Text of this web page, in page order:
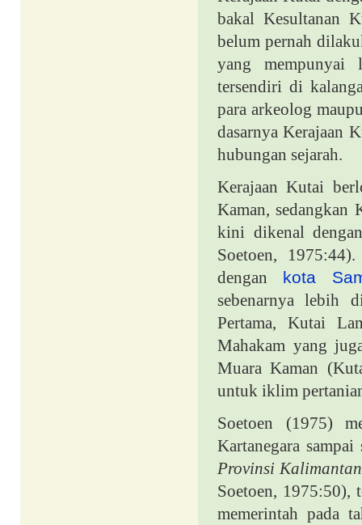
bakal Kesultanan
belum pernah
yang mempunyai
tersendiri di
para arkeolog
dasarnya Kerajaan
hubungan sejarah.
Kerajaan Kutai
Kaman, sedangkan
kini dikenal
Soetoen,
dengan kota
sebenarnya lebih
Pertama, Kutai
Mahakam yang
Muara Kaman
untuk iklim
Soetoen (1975)
Kartanegara
Provinsi Kalimantan
Soetoen, 1975:50),
memerintah pada